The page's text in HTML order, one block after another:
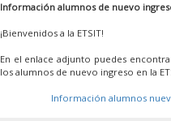
Información alumnos de nuevo
¡Bienvenidos a la ETSIT!
En el enlace adjunto puedes
los alumnos de nuevo ingreso en la
Información alumnos